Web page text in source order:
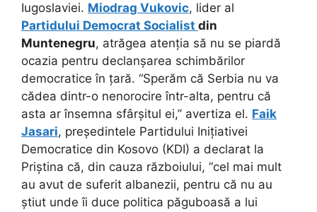
Iugoslaviei. Miodrag Vukovic, lider al
Partidului Democrat Socialist din
Muntenegru, atrăgea atenția să nu se piardă
ocazia pentru declanșarea schimbărilor
democratice în țară. “Sperăm că Serbia nu va
cădea dintr-o nenorocire într-alta, pentru că
asta ar însemna sfârșitul ei,” avertiza el. Faik
Jasari, președintele Partidului Inițiativei
Democratice din Kosovo (KDI) a declarat la
Priștina că, din cauza războiului, “cel mai mult
au avut de suferit albanezii, pentru că nu au
știut unde îi duce politica păguboasă a lui